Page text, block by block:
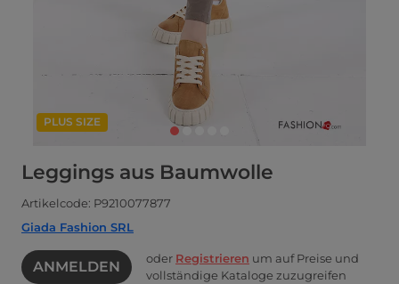
PLUS SIZE
Leggings aus Baumwolle
Artikelcode: P9210077877
Giada Fashion SRL
ANMELDEN oder Registrieren um auf Preise und
vollständige Kataloge zuzugreifen